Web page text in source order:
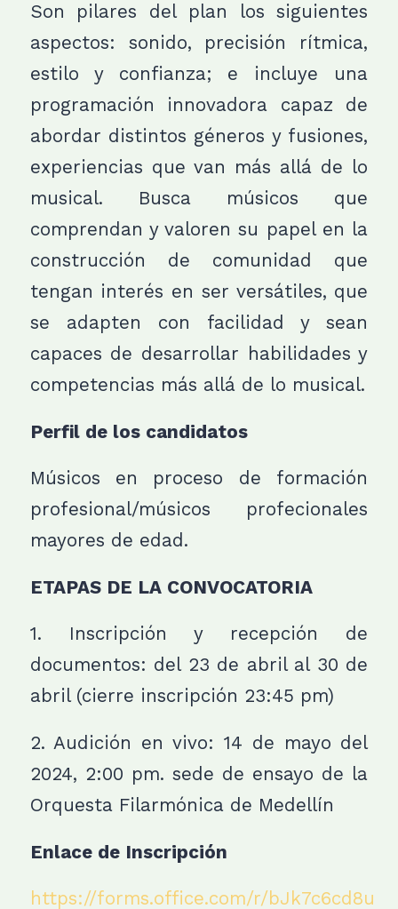
Son pilares del plan los siguientes
aspectos: sonido, precisión rítmica,
estilo y confianza; e incluye una
programación innovadora capaz de
abordar distintos géneros y fusiones,
experiencias que van más allá de lo
musical. Busca músicos que
comprendan y valoren su papel en la
construcción de comunidad que
tengan interés en ser versátiles, que
se adapten con facilidad y sean
capaces de desarrollar habilidades y
competencias más allá de lo musical.
Perfil de los candidatos
Músicos en proceso de formación
profesional/músicos profecionales
mayores de edad.
ETAPAS DE LA CONVOCATORIA
1. Inscripción y recepción de
documentos: del 23 de abril al 30 de
abril (cierre inscripción 23:45 pm)
2. Audición en vivo: 14 de mayo del
2024, 2:00 pm. sede de ensayo de la
Orquesta Filarmónica de Medellín
Enlace de Inscripción
https://forms.office.com/r/bJk7c6cd8u